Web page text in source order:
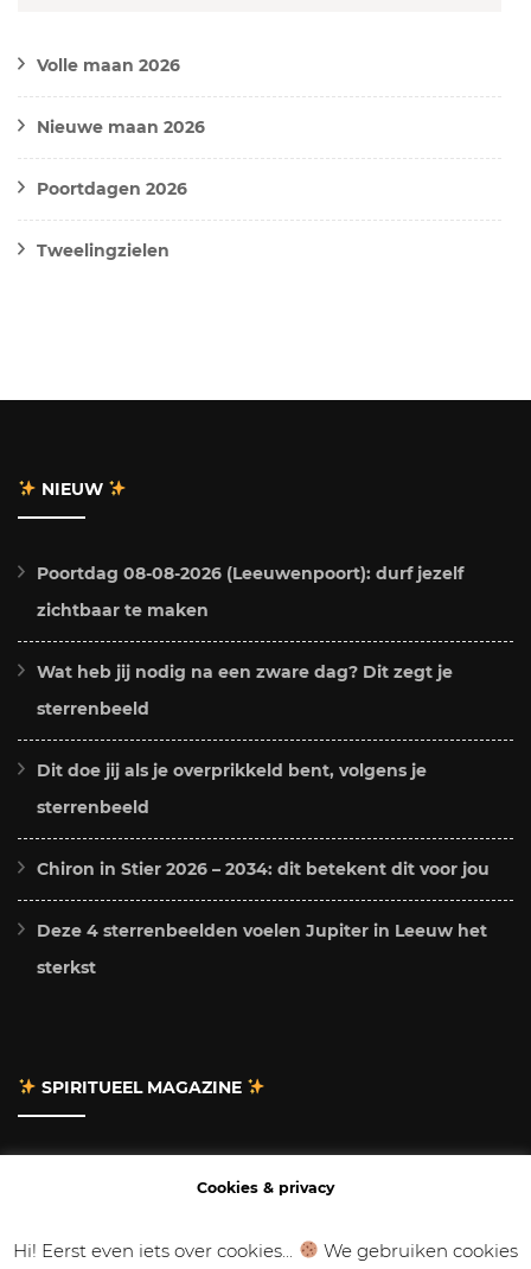
Volle maan 2026
Nieuwe maan 2026
Poortdagen 2026
Tweelingzielen
NIEUW
Poortdag 08-08-2026 (Leeuwenpoort): durf jezelf
zichtbaar te maken
Wat heb jij nodig na een zware dag? Dit zegt je
sterrenbeeld
Dit doe jij als je overprikkeld bent, volgens je
sterrenbeeld
Chiron in Stier 2026 – 2034: dit betekent dit voor jou
Deze 4 sterrenbeelden voelen Jupiter in Leeuw het
sterkst
SPIRITUEEL MAGAZINE
Cookies & privacy
Hi! Eerst even iets over cookies... We gebruiken cookies